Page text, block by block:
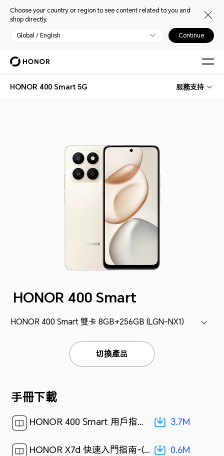
Choose your country or region to see content related to you and
shop directly.
Global / English Continue
HONOR 400 Smart 5G 服務支持
HONOR 400 Smart
HONOR 400 Smart 雙卡 8GB+256GB (LGN-NX1)
切換產品
手冊下載
HONOR 400 Smart 用戶指南-(MagicOS 9.0_01,zh-hk)[ 3.7M ] 3.7M
HONOR X7d 快速入門指南-(MagicOS9.0_01,LGN-NX1,zh-HK 5G)[ 0.6M ] 0.6M